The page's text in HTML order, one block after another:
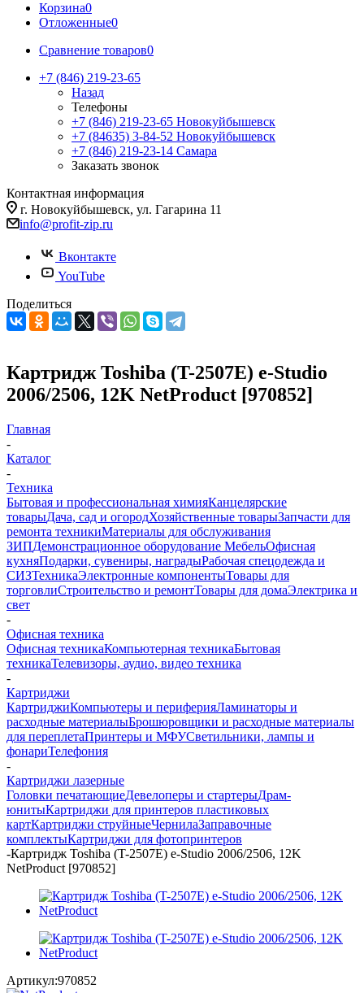
Корзина0
Отложенные0
Сравнение товаров0
+7 (846) 219-23-65
Назад
Телефоны
+7 (846) 219-23-65 Новокуйбышевск
+7 (84635) 3-84-52 Новокуйбышевск
+7 (846) 219-23-14 Самара
Заказать звонок
Контактная информация
г. Новокуйбышевск, ул. Гагарина 11
info@profit-zip.ru
Вконтакте
YouTube
Поделиться
Картридж Toshiba (T-2507E) e-Studio
2006/2506, 12K NetProduct [970852]
Главная
-
Каталог
-
Техника
Бытовая и профессиональная химияКанцелярские
товарыДача, сад и огородХозяйственные товарыЗапчасти для
ремонта техникиМатериалы для обслуживания
ЗИПДемонстрационное оборудование МебельОфисная
кухняПодарки, сувениры, наградыРабочая спецодежда и
СИЗТехникаЭлектронные компонентыТовары для
торговлиСтроительство и ремонтТовары для домаЭлектрика и
свет
-
Офисная техника
Офисная техникаКомпьютерная техникаБытовая
техникаТелевизоры, аудио, видео техника
-
Картриджи
КартриджиКомпьютеры и периферияЛаминаторы и
расходные материалыБрошюровщики и расходные материалы
для переплетаПринтеры и МФУСветильники, лампы и
фонариТелефония
-
Картриджи лазерные
Головки печатающиеДевелоперы и стартерыДрам-
юнитыКартриджи для принтеров пластиковых
картКартриджи струйныеЧернилаЗаправочные
комплектыКартриджи для фотопринтеров
-Картридж Toshiba (T-2507E) e-Studio 2006/2506, 12K
NetProduct [970852]
Артикул:970852